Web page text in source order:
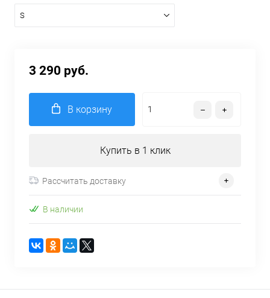
S
3 290 руб.
В корзину
Купить в 1 клик
Рассчитать доставку
В наличии